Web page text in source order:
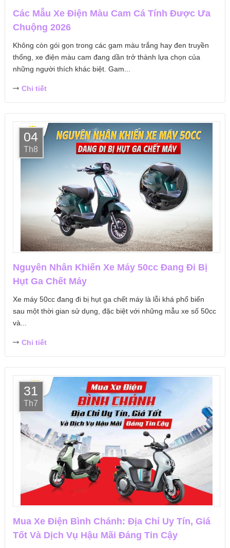
Các Mẫu Xe Điện Màu Cam Cá Tính Được Ưa
Chuộng 2026
Không còn gói gọn trong các gam màu trắng hay đen truyền
thống, xe điện màu cam đang dần trở thành lựa chọn của
những người thích khác biệt. Gam...
Chi tiết
04
Th8
Nguyên Nhân Khiến Xe Máy 50cc Đang Đi Bị
Hụt Ga Chết Máy
Xe máy 50cc đang đi bị hụt ga chết máy là lỗi khá phổ biến
sau một thời gian sử dụng, đặc biệt với những mẫu xe số 50cc
và...
Chi tiết
31
Th7
Mua Xe Điện Bình Chánh: Địa Chỉ Uy Tín, Giá
Tốt Và Dịch Vụ Hậu Mãi Đáng Tin Cậy